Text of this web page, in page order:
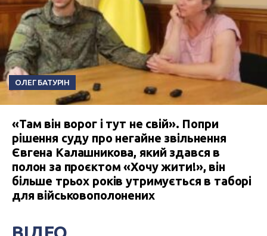
ОЛЕГ БАТУРІН
«Там він ворог і тут не свій». Попри
рішення суду про негайне звільнення
Євгена Калашникова, який здався в
полон за проєктом «Хочу жити!», він
більше трьох років утримується в таборі
для військовополонених